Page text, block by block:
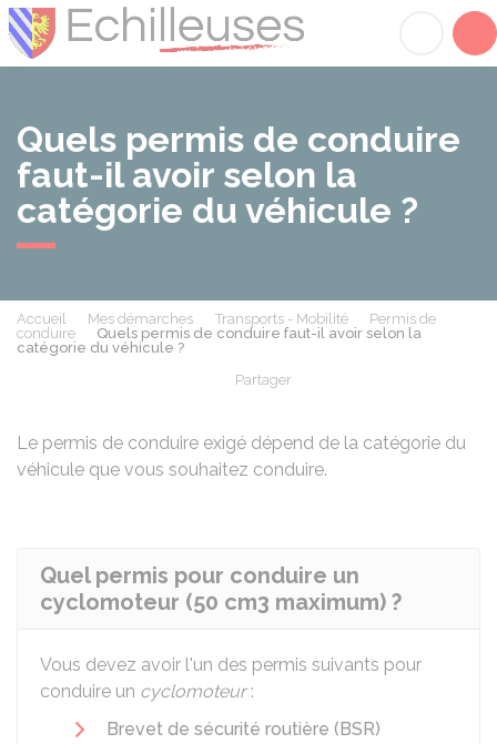
Quels permis de conduire
faut-il avoir selon la
catégorie du véhicule ?
Accueil Mes démarches Transports - Mobilité
Permis de
conduire
Quels permis de conduire faut-il avoir selon la
catégorie du véhicule ?
Partager
Le permis de conduire exigé dépend de la catégorie du
véhicule que vous souhaitez conduire.
Quel permis pour conduire un
cyclomoteur (50 cm3 maximum) ?
Vous devez avoir l'un des permis suivants pour
conduire un cyclomoteur:
Brevet de sécurité routière (BSR)